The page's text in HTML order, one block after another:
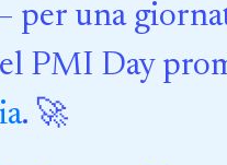
per una
PMI Day
. 🚀